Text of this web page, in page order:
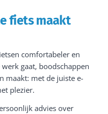
fiets maakt
comfortabeler en
gaat, boodschappen
maakt: met de juiste e-
plezier.
advies over